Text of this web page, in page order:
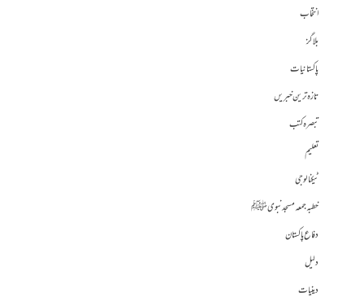
انتخاب
بلاگز
پاکستانیات
تازہ ترین خبریں
تبصرہ کتب
تعلیم
ٹیکنالوجی
خطبہ جمعہ مسجد نبوی ﷺ
دفاع پاکستان
دلیل
دینیات